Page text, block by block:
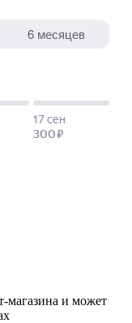
магазина и может